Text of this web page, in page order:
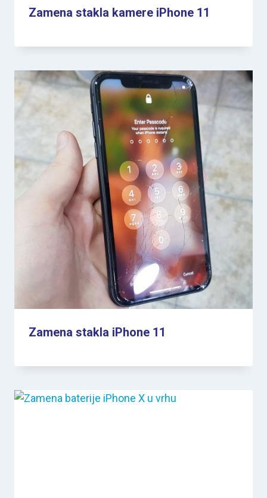
Zamena stakla kamere iPhone 11
Zamena stakla iPhone 11